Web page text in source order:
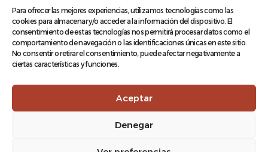
Para ofrecer las mejores experiencias, utilizamos tecnologías como las
cookies para almacenar y/o acceder a la información del dispositivo. El
consentimiento de estas tecnologías nos permitirá procesar datos como el
comportamiento de navegación o las identificaciones únicas en este sitio.
No consentir o retirar el consentimiento, puede afectar negativamente a
ciertas características y funciones.
Aceptar
Denegar